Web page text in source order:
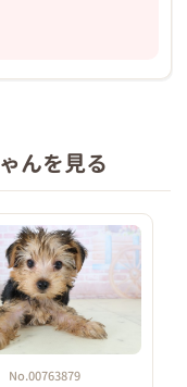
んを見る
No.00763879